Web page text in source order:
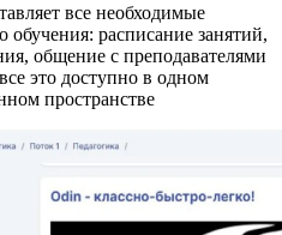
все необходимые
расписание занятий,
общение с преподавателями
это доступно в одном
пространстве